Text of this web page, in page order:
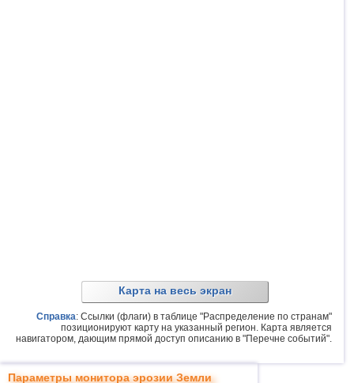
Карта на весь экран
Справка: Ссылки (флаги) в таблице "Распределение по странам"
позиционируют карту на указанный регион. Карта является
навигатором, дающим прямой доступ описанию в "Перечне событий".
Параметры монитора эрозии Земли